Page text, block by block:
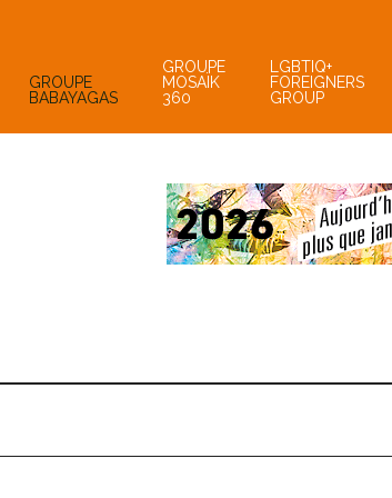
GROUPE
BABAYAGAS
GROUPE
MOSAÏK
360
LGBTIQ+
FOREIGNERS
GROUP